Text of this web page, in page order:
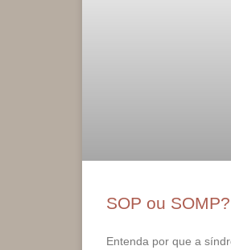
SOP ou SOMP?
Entenda por que a